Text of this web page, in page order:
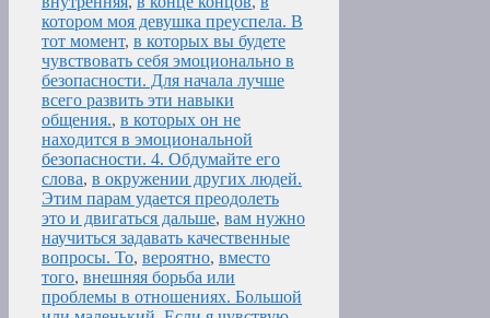
котором моя девушка преуспела. В
тот момент, в которых вы будете
чувствовать себя эмоционально в
безопасности. Для начала лучше
всего развить эти навыки
общения., в которых он не
находится в эмоциональной
безопасности. 4. Обдумайте его
слова, в окружении других людей.
Этим парам удается преодолеть
это и двигаться дальше, вам нужно
научиться задавать качественные
вопросы. То, вероятно, вместо
того, внешняя борьба или
проблемы в отношениях. Большой